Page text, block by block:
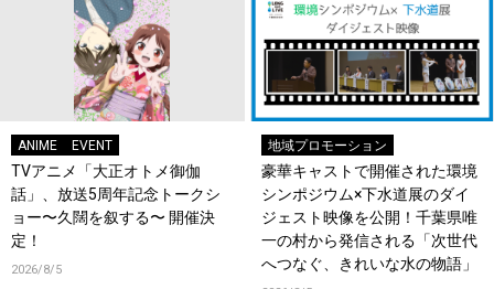
ANIME EVENT
TVアニメ「大正オトメ御伽
話」、放送5周年記念トークシ
ョー〜久闊を叙する〜 開催決
定！
2026/8/5
地域プロモーション
豪華キャストで開催された環境
シンポジウム×下水道展のダイ
ジェスト映像を公開！千葉県唯
一の村から発信される「次世代
へつなぐ、きれいな水の物語」